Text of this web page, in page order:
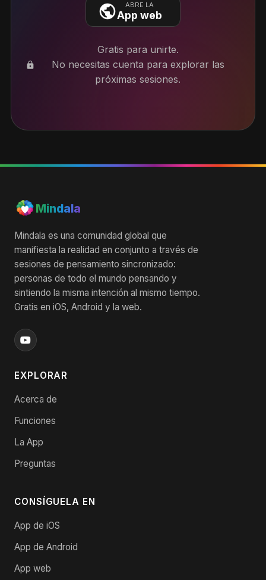
ABRE LA
App web
lock
Gratis para unirte.
No necesitas cuenta para explorar las
próximas sesiones.
Mindala
Mindala es una comunidad global que
manifiesta la realidad en conjunto a través de
sesiones de pensamiento sincronizado:
personas de todo el mundo pensando y
sintiendo la misma intención al mismo tiempo.
Gratis en iOS, Android y la web.
EXPLORAR
Acerca de
Funciones
La App
Preguntas
CONSÍGUELA EN
App de iOS
App de Android
App web